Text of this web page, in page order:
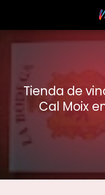
Tienda de
Cal Moix